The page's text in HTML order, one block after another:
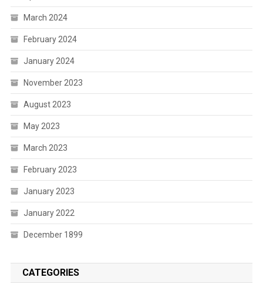
March 2024
February 2024
January 2024
November 2023
August 2023
May 2023
March 2023
February 2023
January 2023
January 2022
December 1899
CATEGORIES